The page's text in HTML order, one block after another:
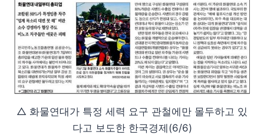
△ 화물연대가 특정 세력 요구 관철에만 몰두하고 있
다고 보도한 한국경제(6/6)